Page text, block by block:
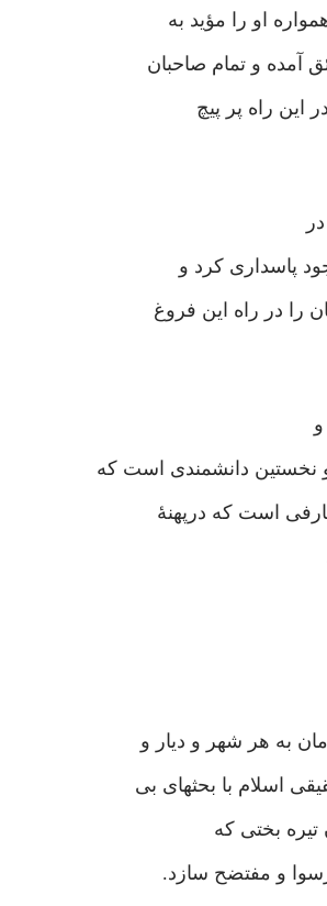
او را مؤید به
آمده و تمام صاحبان
این راه پر پیچ
پاسداری کرد و
را در راه این فروغ
نخستین دانشمندی است که
است که درپهنۀ
به هر شهر و دیار و
اسلام با بحثهای بی
بختی که
رسوا و مفتضح سازد.